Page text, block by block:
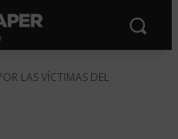
LAS VÍCTIMAS DEL